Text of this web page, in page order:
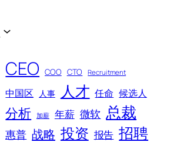
CEO COO CTO Recruitment
中国区 人事 人才 任命 候选人
分析 加薪 年薪 微软 总裁
惠普 战略 投资 报告 招聘